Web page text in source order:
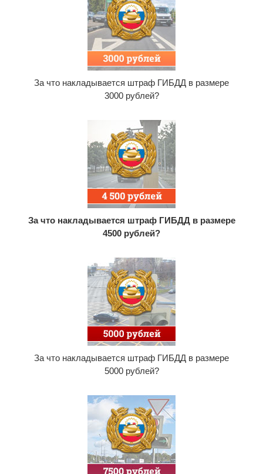
За что накладывается штраф ГИБДД в размере
3000 рублей?
За что накладывается штраф ГИБДД в размере
4500 рублей?
За что накладывается штраф ГИБДД в размере
5000 рублей?